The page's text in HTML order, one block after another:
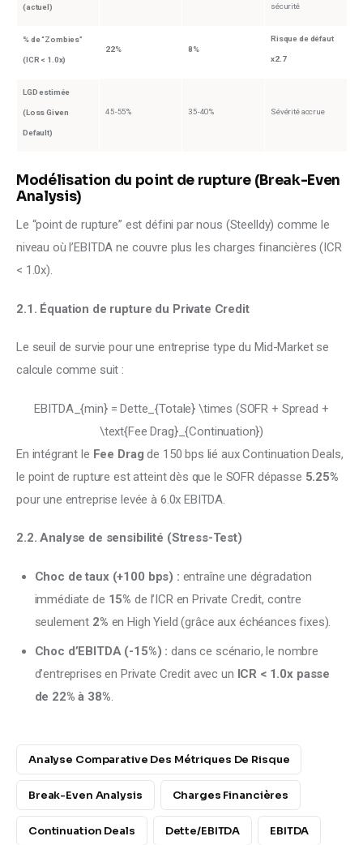
(actuel)
sécurité
% de “Zombies”
(ICR < 1.0x)
22% 8%
Risque de défaut
x2.7
LGD estimée
(Loss Given
Default)
45-55% 35-40% Sévérité accrue
Modélisation du point de rupture (Break-Even
Analysis)
Le “point de rupture” est défini par nous (Steelldy) comme le
niveau où l’EBITDA ne couvre plus les charges financières (ICR
< 1.0x).
2.1. Équation de rupture du Private Credit
Le seuil de survie pour une entreprise type du Mid-Market se
calcule comme suit :
EBITDA_{min} = Dette_{Totale} \times (SOFR + Spread +
\text{Fee Drag}_{Continuation})
En intégrant le Fee Drag de 150 bps lié aux Continuation Deals,
le point de rupture est atteint dès que le SOFR dépasse 5.25%
pour une entreprise levée à 6.0x EBITDA.
2.2. Analyse de sensibilité (Stress-Test)
Choc de taux (+100 bps) : entraîne une dégradation
immédiate de 15% de l’ICR en Private Credit, contre
seulement 2% en High Yield (grâce aux échéances fixes).
Choc d’EBITDA (-15%) : dans ce scénario, le nombre
d’entreprises en Private Credit avec un ICR < 1.0x passe
de 22% à 38%.
Analyse Comparative Des Métriques De Risque
Break-Even Analysis Charges Financières
Continuation Deals Dette/EBITDA EBITDA